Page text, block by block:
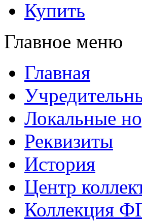
Купить
Главное меню
Главная
Локальные
Реквизиты
История
Центр
Коллекция